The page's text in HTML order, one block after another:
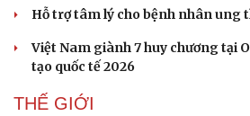
Văn hóa
Sân khấu - Điện ảnh
Âm nhạc
Giải
Hỗ trợ tâm lý cho bệnh nhân ung
Việt Nam giành 7 huy chương tại
tạo quốc tế 2026
THẾ GIỚI